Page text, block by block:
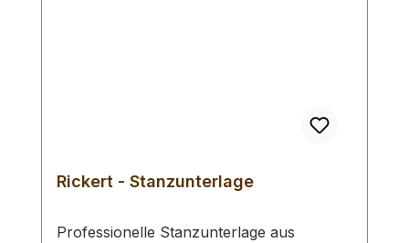
Rickert - Stanzunterlage
Professionelle Stanzunterlage aus